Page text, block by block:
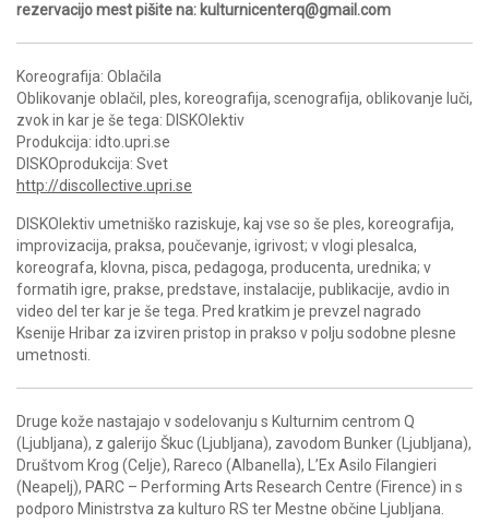
rezervacijo mest pišite na: kulturnicenterq@gmail.com
Koreografija: Oblačila
Oblikovanje oblačil, ples, koreografija, scenografija, oblikovanje luči,
zvok in kar je še tega: DISKOlektiv
Produkcija: idto.upri.se
DISKOprodukcija: Svet
http://discollective.upri.se
DISKOlektiv umetniško raziskuje, kaj vse so še ples, koreografija,
improvizacija, praksa, poučevanje, igrivost; v vlogi plesalca,
koreografa, klovna, pisca, pedagoga, producenta, urednika; v
formatih igre, prakse, predstave, instalacije, publikacije, avdio in
video del ter kar je še tega. Pred kratkim je prevzel nagrado
Ksenije Hribar za izviren pristop in prakso v polju sodobne plesne
umetnosti.
Druge kože nastajajo v sodelovanju s Kulturnim centrom Q
(Ljubljana), z galerijo Škuc (Ljubljana), zavodom Bunker (Ljubljana),
Društvom Krog (Celje), Rareco (Albanella), L’Ex Asilo Filangieri
(Neapelj), PARC – Performing Arts Research Centre (Firence) in s
podporo Ministrstva za kulturo RS ter Mestne občine Ljubljana.